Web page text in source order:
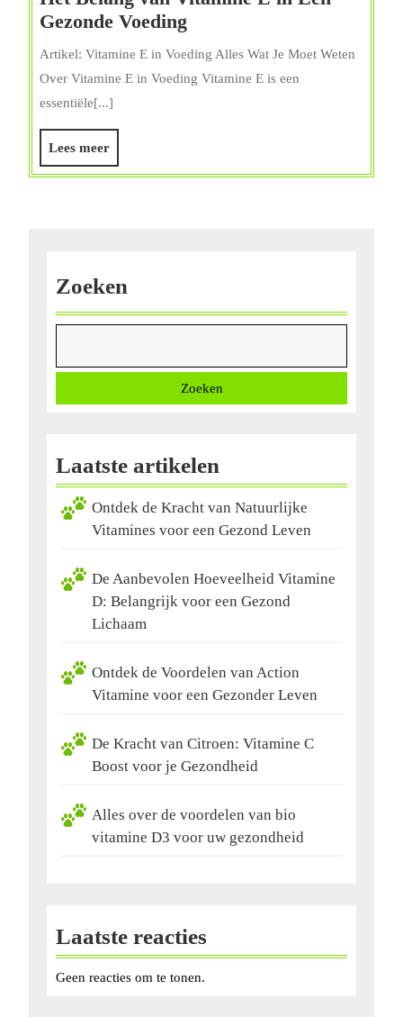
Gezonde VoedingHet
van
Vitamine
Gezonde
Artikel: Vitamine E in Voeding Alles Wat Je Moet Weten
Over Vitamine E in Voeding Vitamine E is een
essentiële[...]
Lees meerLees
meer
Zoeken
Zoeken
Laatste artikelen
Ontdek de Kracht van Natuurlijke
Vitamines voor een Gezond Leven
De Aanbevolen Hoeveelheid Vitamine
D: Belangrijk voor een Gezond
Lichaam
Ontdek de Voordelen van Action
Vitamine voor een Gezonder Leven
De Kracht van Citroen: Vitamine C
Boost voor je Gezondheid
Alles over de voordelen van bio
vitamine D3 voor uw gezondheid
Laatste reacties
Geen reacties om te tonen.